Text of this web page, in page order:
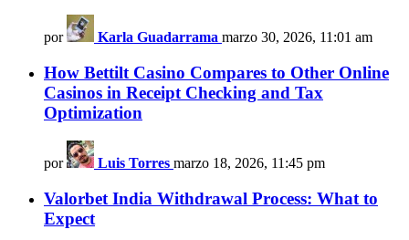
por Karla Guadarrama marzo 30, 2026, 11:01 am
How Bettilt Casino Compares to Other Online
Casinos in Receipt Checking and Tax
Optimization
por Luis Torres marzo 18, 2026, 11:45 pm
Valorbet India Withdrawal Process: What to
Expect